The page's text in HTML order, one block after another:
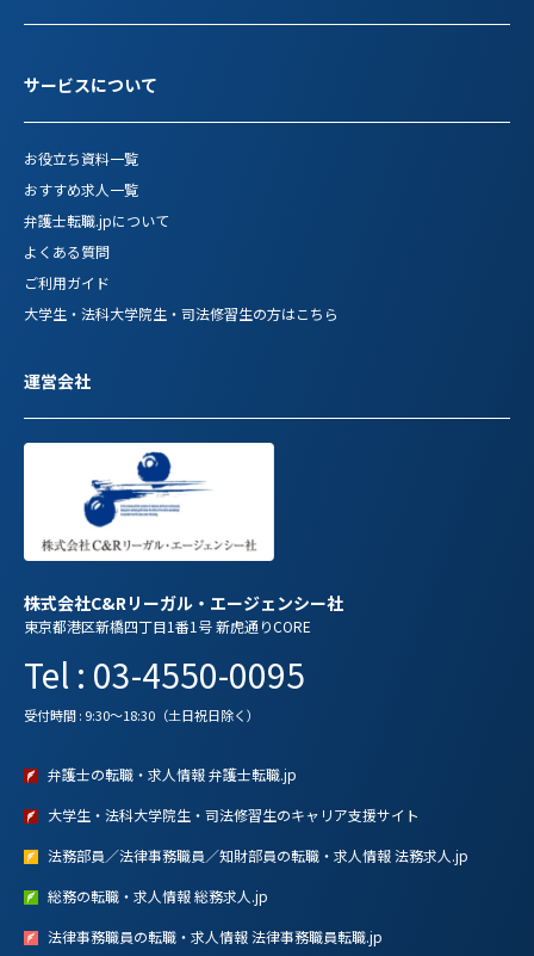
サービスについて
お役立ち資料一覧
おすすめ求人一覧
弁護士転職.jpについて
よくある質問
ご利用ガイド
大学生・法科大学院生・司法修習生の方はこちら
運営会社
株式会社C&Rリーガル・エージェンシー社
東京都港区新橋四丁目1番1号 新虎通りCORE
Tel : 03-4550-0095
受付時間 : 9:30～18:30（土日祝日除く）
弁護士の転職・求人情報 弁護士転職.jp
大学生・法科大学院生・司法修習生のキャリア支援サイト
法務部員／法律事務職員／知財部員の転職・求人情報 法務求人.jp
総務の転職・求人情報 総務求人.jp
法律事務職員の転職・求人情報 法律事務職員転職.jp